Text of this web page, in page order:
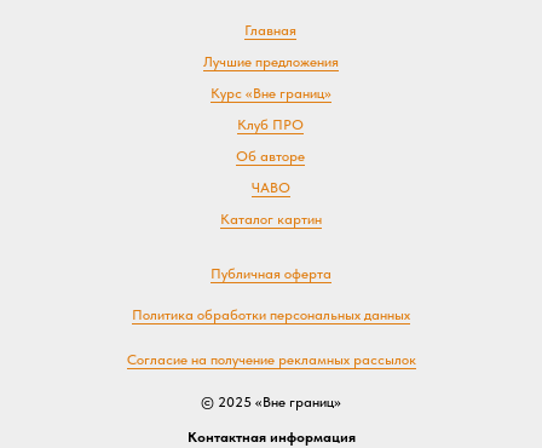
Главная
Лучшие предложения
Курс «Вне границ»
Клуб ПРО
Об авторе
ЧАВО
Каталог картин
Контактная информация
© 2025 «Вне границ»
Политика обработки персональных данных
Публичная оферта
Согласие на получение рекламных рассылок